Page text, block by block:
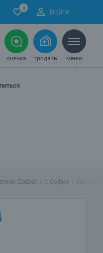
0 Войти
оценка продать меню
София г. София